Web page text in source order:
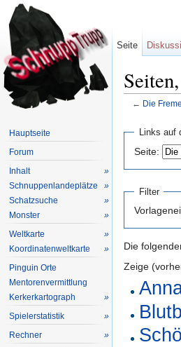
← Die
Links auf
Seite:
Filter
Die
Zeige
Seite
Hauptseite
Forum
Inhalt
»
Schnuppenlandeplätze
»
Schatzsuche
»
Monster
»
Weltkarte
»
Koordinatenweltkarte
»
Pinguin Orte
Mentorenvermittlung
Kerkerkartograph
»
Spielerstatistik
»
Rechner
»